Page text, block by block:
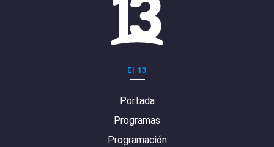
El 13
Portada
Programas
Programación